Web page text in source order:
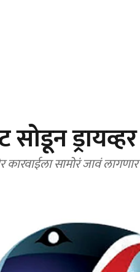
कारवाईला सामोरं जावं